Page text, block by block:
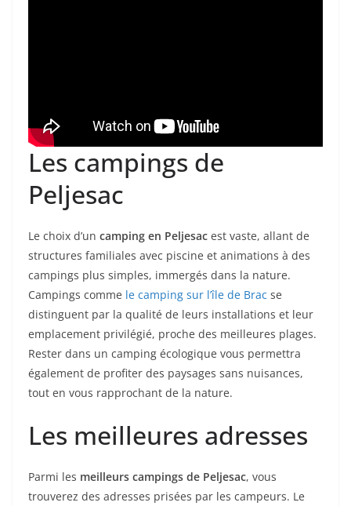
Les campings de
Peljesac
Le choix d’un camping en Peljesac est vaste, allant de
structures familiales avec piscine et animations à des
campings plus simples, immergés dans la nature.
Campings comme le camping sur l’île de Brac se
distinguent par la qualité de leurs installations et leur
emplacement privilégié, proche des meilleures plages.
Rester dans un camping écologique vous permettra
également de profiter des paysages sans nuisances,
tout en vous rapprochant de la nature.
Les meilleures adresses
Parmi les meilleurs campings de Peljesac, vous
trouverez des adresses prisées par les campeurs. Le